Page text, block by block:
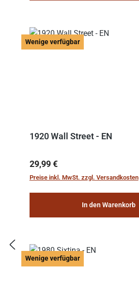
Wenige verfügbar
1920 Wall Street - EN
Regulärer Preis:
29,99 €
Preise inkl. MwSt. zzgl. Versandkosten
In den Warenkorb
Wenige verfügbar